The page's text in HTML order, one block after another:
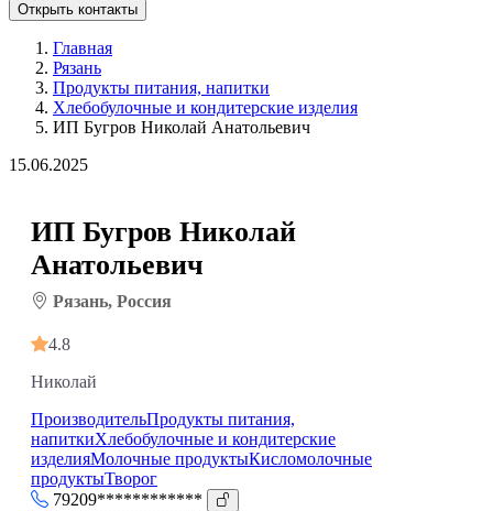
Открыть контакты
Главная
Рязань
Продукты питания, напитки
Хлебобулочные и кондитерские изделия
ИП Бугров Николай Анатольевич
15.06.2025
ИП Бугров Николай
Анатольевич
Рязань, Россия
4.8
Николай
ПроизводительПродукты питания,
напиткиХлебобулочные и кондитерские
изделияМолочные продуктыКисломолочные
продуктыТворог
79209************